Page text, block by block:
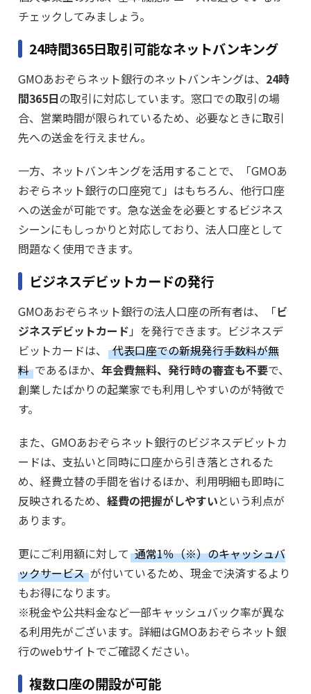
チェックしてみましょう。
24時間365日取引可能なネットバンキング
GMOあおぞらネット銀行のネットバンキングは、 24時
間365日の取引に対応しています。窓口での取引の場
合、営業時間が限られているため、必要なときに取引
先への送金を行えません。
一方、ネットバンキングを活用することで、「GMOあ
おぞらネット銀行の口座宛て」はもちろん、他行口座
への送金が可能です。急な送金を必要とするビジネス
シーンにもしっかりと対応しており、法人口座として
問題なく使用できます。
ビジネスデビットカードの発行
GMOあおぞらネット銀行の法人口座の所有者は、「ビ
ジネスデビットカード 」を発行できます。ビジネスデ
ビットカードは、
代表口座での新規発行手数料が無
料 であるほか、 年会費無料、発行時の審査も不要で、
創業したばかりの起業家でも利用しやすいのが特徴で
す。
また、GMOあおぞらネット銀行のビジネスデビットカ
ードは、支払いと同時に口座から引き落とされるた
め、経費立替の手間を省けるほか、利用明細も即時に
反映されるため、 経費の把握がしやすいという利点が
あります。
更にご利用額に対して 通常1％（※）のキャッシュバ
ックサービス が付いているため、現金で決済するより
もお得になります。
※税金や公共料金など一部キャッシュバック率が異な
る利用先がございます。詳細はGMOあおぞらネット銀
行のwebサイトでご確認ください。
複数口座の開設が可能